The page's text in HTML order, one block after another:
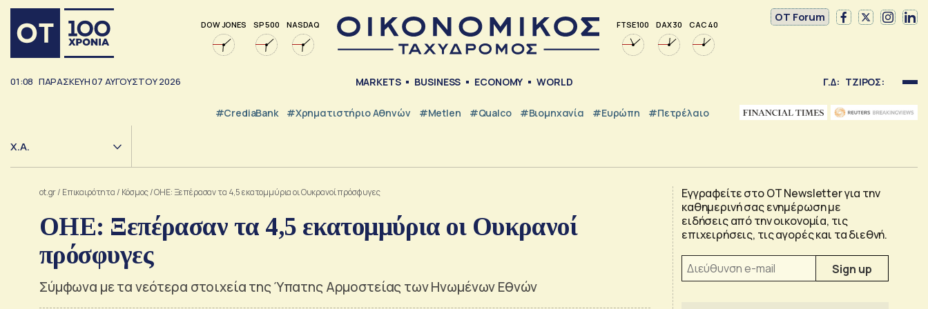
DOW JONES SP 500 NASDAQ FTSE 100 DAX 30 CAC 40
OT Forum
01:08 ΠΑΡΑΣΚΕΥΗ07 ΑΥΓΟΥΣΤΟΥ2026 MARKETS BUSINESS ECONOMY WORLD Γ.Δ: ΤΖΙΡΟΣ:
#CrediaBank #Χρηματιστήριο Αθηνών #metlen #Qualco #Βιομηχανία #Ευρώπη #Πετρέλαιο
Χ.Α.
ot.gr/ Επικαιρότητα / Κόσμος/ΟΗΕ: Ξεπέρασαν τα 4,5 εκατομμύρια οι Ουκρανοί πρόσφυγες
ΟΗΕ: Ξεπέρασαν τα 4,5 εκατομμύρια οι Ουκρανοί
πρόσφυγες
Σύμφωνα με τα νεότερα στοιχεία της Ύπατης Αρμοστείας των Ηνωμένων Εθνών
Εγγραφείτε στο OT Newsletter για την
καθημερινή σας ενημέρωση με
ειδήσεις από την οικονομία, τις
επιχειρήσεις, τις αγορές και τα διεθνή.